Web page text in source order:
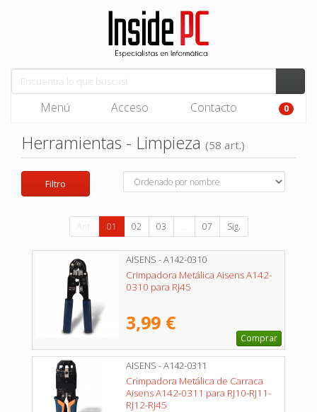
Menú Acceso Contacto 0
Herramientas - Limpieza (58 art.)
Filtro
Ant. 01 02 03 ... 07 Sig.
AISENS - A142-0310
Crimpadora Metálica Aisens A142-
0310 para RJ45
3,99 €
Comprar
AISENS - A142-0311
Crimpadora Metálica de Carraca
Aisens A142-0311 para RJ10-RJ11-
RJ12-RJ45